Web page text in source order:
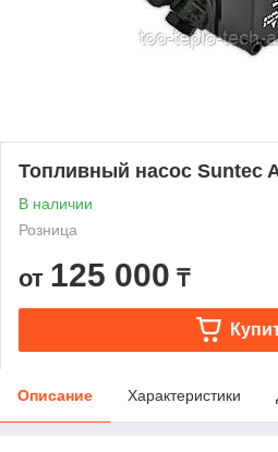
Топливный насос Suntec
В наличии
Розница
от 125 000 ₸
Описание Характеристики